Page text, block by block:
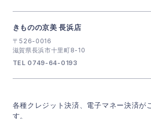
きものの京美 長浜店
〒526-0016
滋賀県長浜市十里町8-10
TEL 0749-64-0193
各種クレジット決済、電子マネー決済が
す。